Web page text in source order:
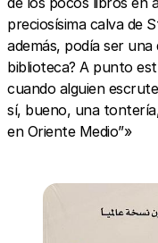
preciosísima calva de
además, podía ser
biblioteca? A punto
cuando alguien
sí, bueno, una
en Oriente Medio”»